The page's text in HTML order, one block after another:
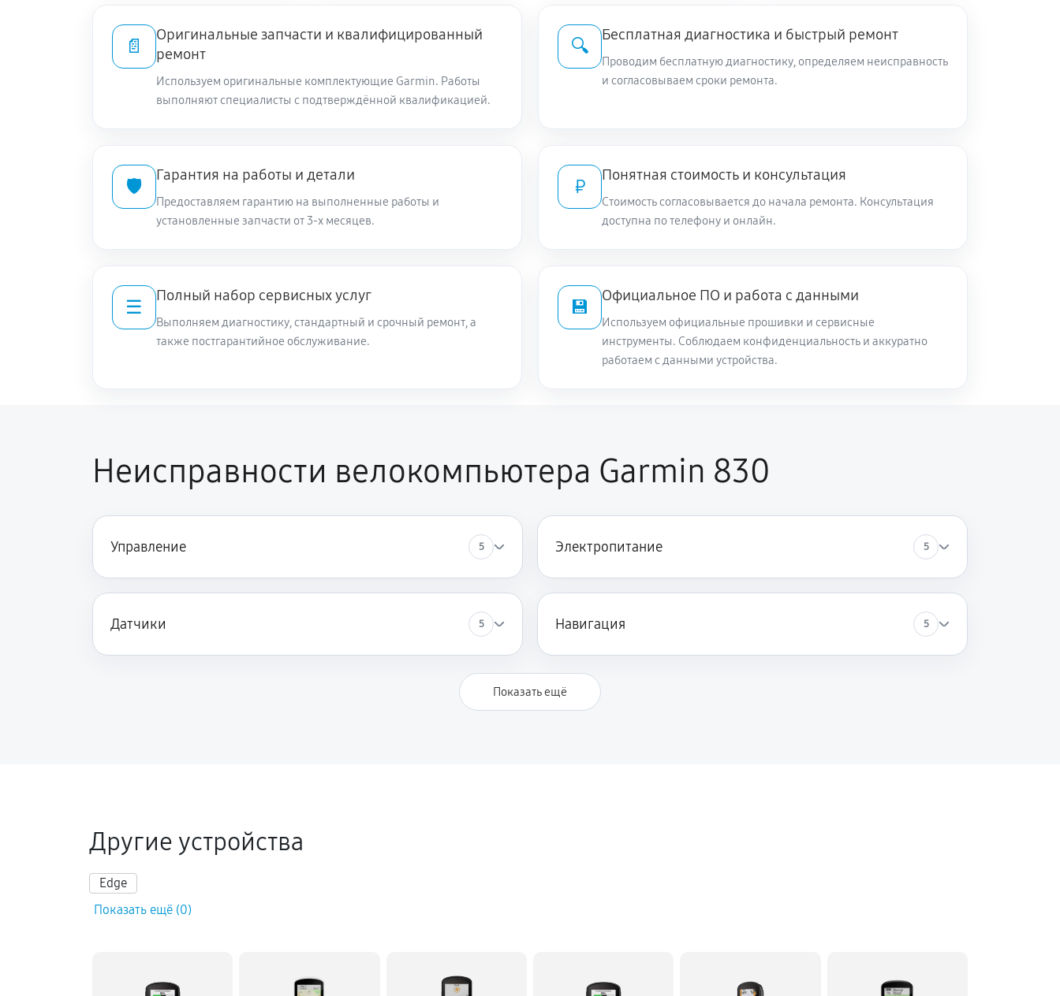
📄
Оригинальные запчасти и квалифицированный
ремонт
Используем оригинальные комплектующие Garmin. Работы
выполняют специалисты с подтверждённой квалификацией.
🔍
Бесплатная диагностика и быстрый ремонт
Проводим бесплатную диагностику, определяем неисправность
и согласовываем сроки ремонта.
🛡️
Гарантия на работы и детали
Предоставляем гарантию на выполненные работы и
установленные запчасти от 3-х месяцев.
₽
Понятная стоимость и консультация
Стоимость согласовывается до начала ремонта. Консультация
доступна по телефону и онлайн.
☰
Полный набор сервисных услуг
Выполняем диагностику, стандартный и срочный ремонт, а
также постгарантийное обслуживание.
💾
Официальное ПО и работа с данными
Используем официальные прошивки и сервисные
инструменты. Соблюдаем конфиденциальность и аккуратно
работаем с данными устройства.
Неисправности велокомпьютера Garmin 830
Управление 5 Электропитание 5
Датчики 5 Навигация 5
Показать ещё
Другие устройства
Edge
Показать ещё (0)